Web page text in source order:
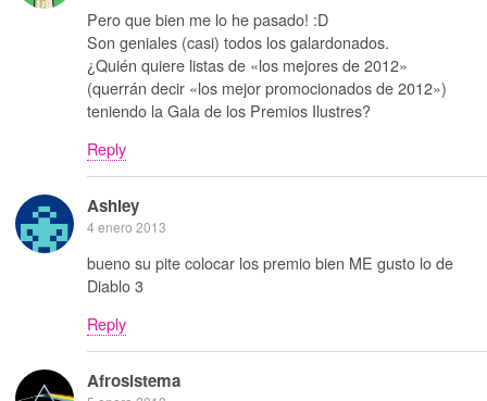
Pero que bien me lo he pasado! :D
Son geniales (casi) todos los galardonados.
¿Quién quiere listas de «los mejores de 2012»
(querrán decir «los mejor promocionados de 2012»)
teniendo la Gala de los Premios Ilustres?
Reply
Ashley
4 enero 2013
bueno su pite colocar los premio bien ME gusto lo de
Diablo 3
Reply
Afrosistema